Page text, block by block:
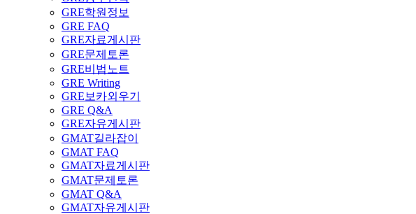
GRE학원정보
GRE FAQ
GRE자료게시판
GRE문제토론
GRE비법노트
GRE Writing
GRE보카외우기
GRE Q&A
GRE자유게시판
GMAT길라잡이
GMAT FAQ
GMAT자료게시판
GMAT문제토론
GMAT Q&A
GMAT자유게시판